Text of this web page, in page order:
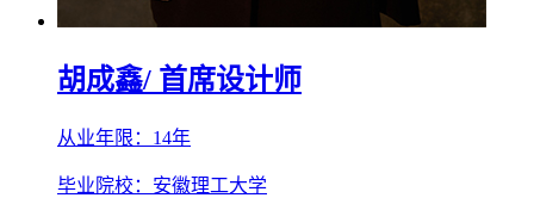
胡成鑫/ 首席设计师
从业年限：14年
毕业院校：安徽理工大学